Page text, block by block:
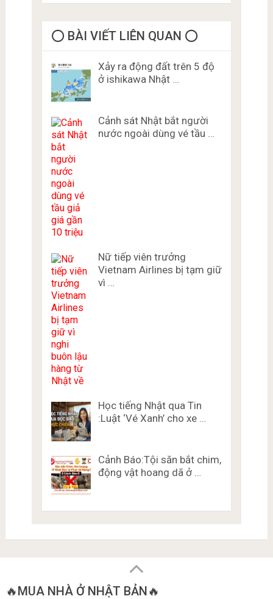
⭕️ BÀI VIẾT LIÊN QUAN ⭕️
Xảy ra động đất trên 5 độ
ở ishikawa Nhật …
Cảnh sát Nhật bắt người
nước ngoài dùng vé tầu …
Nữ tiếp viên trưởng
Vietnam Airlines bị tạm giữ
vì …
Học tiếng Nhật qua Tin
:Luật ‘Vé Xanh’ cho xe …
Cảnh Báo:Tội săn bắt chim,
động vật hoang dã ở …
🔥MUA NHÀ Ở NHẬT BẢN🔥